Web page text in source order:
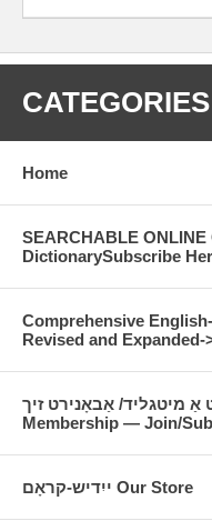
CATEGORIES
Home
SEARCHABLE
DictionarySubscribe
Comprehensive
Revised and Expanded-
מיטגליד/ אַבאָנירט זיך
Membership — Join/
ייִדיש-קראָם Our Store